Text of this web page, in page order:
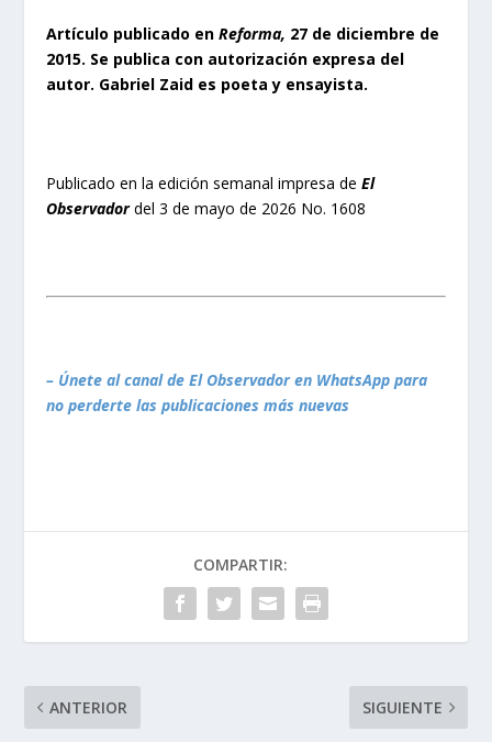
Artículo publicado en Reforma, 27 de diciembre de
2015. Se publica con autorización expresa del
autor. Gabriel Zaid es poeta y ensayista.
Publicado en la edición semanal impresa deEl
Observadordel 3 de mayo de 2026 No. 1608
– Únete al canal de El Observador en WhatsApp para
no perderte las publicaciones más nuevas
COMPARTIR:
ANTERIOR SIGUIENTE